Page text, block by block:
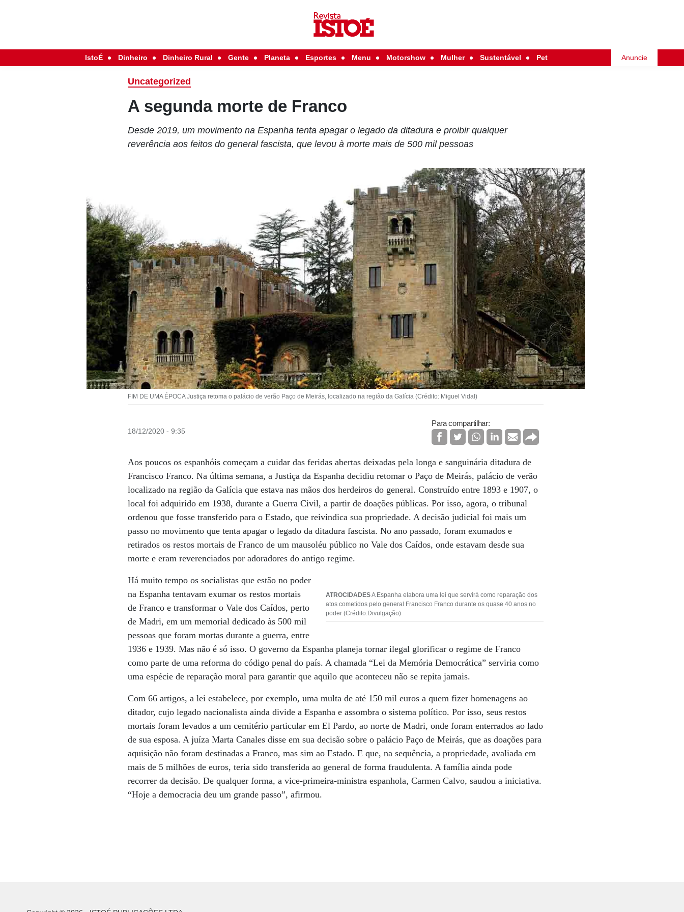
IstoÉ Dinheiro Dinheiro Rural Gente Planeta Esportes Menu Motorshow Mulher Sustentável Pet Anuncie
Uncategorized
A segunda morte de Franco
Desde 2019, um movimento na Espanha tenta apagar o legado da ditadura e proibir qualquer
reverência aos feitos do general fascista, que levou à morte mais de 500 mil pessoas
FIM DE UMA ÉPOCA Justiça retoma o palácio de verão Paço de Meirás, localizado na região da Galícia (Crédito: Miguel Vidal)
18/12/2020 - 9:35
Para compartilhar:
Aos poucos os espanhóis começam a cuidar das feridas abertas deixadas pela longa e sanguinária ditadura de
Francisco Franco. Na última semana, a Justiça da Espanha decidiu retomar o Paço de Meirás, palácio de verão
localizado na região da Galícia que estava nas mãos dos herdeiros do general. Construído entre 1893 e 1907, o
local foi adquirido em 1938, durante a Guerra Civil, a partir de doações públicas. Por isso, agora, o tribunal
ordenou que fosse transferido para o Estado, que reivindica sua propriedade. A decisão judicial foi mais um
passo no movimento que tenta apagar o legado da ditadura fascista. No ano passado, foram exumados e
retirados os restos mortais de Franco de um mausoléu público no Vale dos Caídos, onde estavam desde sua
morte e eram reverenciados por adoradores do antigo regime.
ATROCIDADESA Espanha elabora uma lei que servirá como reparação dos
atos cometidos pelo general Francisco Franco durante os quase 40 anos no
poder (Crédito:Divulgação)
Há muito tempo os socialistas que estão no poder
na Espanha tentavam exumar os restos mortais
de Franco e transformar o Vale dos Caídos, perto
de Madri, em um memorial dedicado às 500 mil
pessoas que foram mortas durante a guerra, entre
1936 e 1939. Mas não é só isso. O governo da Espanha planeja tornar ilegal glorificar o regime de Franco
como parte de uma reforma do código penal do país. A chamada “Lei da Memória Democrática” serviria como
uma espécie de reparação moral para garantir que aquilo que aconteceu não se repita jamais.
Com 66 artigos, a lei estabelece, por exemplo, uma multa de até 150 mil euros a quem fizer homenagens ao
ditador, cujo legado nacionalista ainda divide a Espanha e assombra o sistema político. Por isso, seus restos
mortais foram levados a um cemitério particular em El Pardo, ao norte de Madri, onde foram enterrados ao lado
de sua esposa. A juíza Marta Canales disse em sua decisão sobre o palácio Paço de Meirás, que as doações para
aquisição não foram destinadas a Franco, mas sim ao Estado. E que, na sequência, a propriedade, avaliada em
mais de 5 milhões de euros, teria sido transferida ao general de forma fraudulenta. A família ainda pode
recorrer da decisão. De qualquer forma, a vice-primeira-ministra espanhola, Carmen Calvo, saudou a iniciativa.
“Hoje a democracia deu um grande passo”, afirmou.